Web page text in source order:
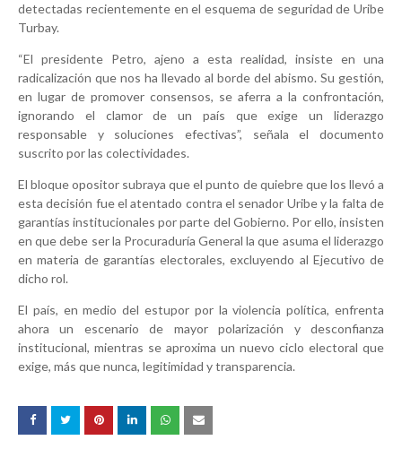
detectadas recientemente en el esquema de seguridad de Uribe
Turbay.
“El presidente Petro, ajeno a esta realidad, insiste en una
radicalización que nos ha llevado al borde del abismo. Su gestión,
en lugar de promover consensos, se aferra a la confrontación,
ignorando el clamor de un país que exige un liderazgo
responsable y soluciones efectivas”, señala el documento
suscrito por las colectividades.
El bloque opositor subraya que el punto de quiebre que los llevó a
esta decisión fue el atentado contra el senador Uribe y la falta de
garantías institucionales por parte del Gobierno. Por ello, insisten
en que debe ser la Procuraduría General la que asuma el liderazgo
en materia de garantías electorales, excluyendo al Ejecutivo de
dicho rol.
El país, en medio del estupor por la violencia política, enfrenta
ahora un escenario de mayor polarización y desconfianza
institucional, mientras se aproxima un nuevo ciclo electoral que
exige, más que nunca, legitimidad y transparencia.